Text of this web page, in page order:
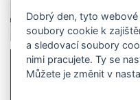
Dobrý den, tyto
soubory cookie k
a sledovací soubory
nimi pracujete. Ty se
Můžete je změnit v